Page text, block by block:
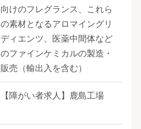
向けのフレグランス、これら
の素材となるアロマイングリ
ディエンツ、医薬中間体など
のファインケミカルの製造・
販売（輸出入を含む）
【障がい者求人】鹿島工場